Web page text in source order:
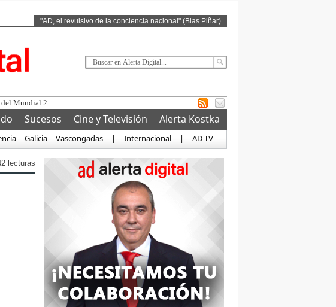
"AD, el revulsivo de la conciencia nacional" (Blas Piñar)
Sucesos Cine y Televisión
Alerta Kostka
Galicia Vascongadas | Internacional | AD TV
lecturas